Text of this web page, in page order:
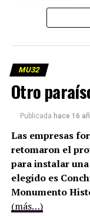
MU32
Otro
Publicada hace 16
Las empresas
retomaron el
para instalar
elegido es
Monumento
(más…)